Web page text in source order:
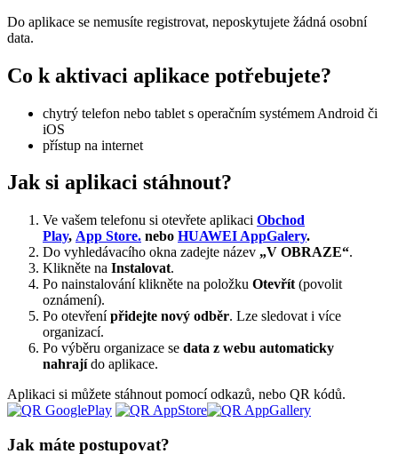
Do aplikace se nemusíte registrovat, neposkytujete žádná osobní
data.
Co k aktivaci aplikace potřebujete?
chytrý telefon nebo tablet s operačním systémem Android či
iOS
přístup na internet
Jak si aplikaci stáhnout?
Ve vašem telefonu si otevřete aplikaci Obchod
Play, App Store. nebo HUAWEI AppGalery.
Do vyhledávacího okna zadejte název „V OBRAZE“.
Klikněte na Instalovat.
Po nainstalování klikněte na položku Otevřít (povolit
oznámení).
Po otevřenípřidejte nový odběr. Lze sledovat i více
organizací.
Po výběru organizace se data z webu automaticky
nahrajído aplikace.
Aplikaci si můžete stáhnout pomocí odkazů, nebo QR kódů.
Jak máte postupovat?